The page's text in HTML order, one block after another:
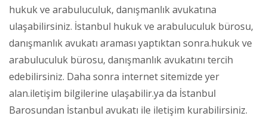
hukuk ve arabuluculuk, danışmanlık avukatına
ulaşabilirsiniz. İstanbul hukuk ve arabuluculuk bürosu,
danışmanlık avukatı araması yaptıktan sonra.hukuk ve
arabuluculuk bürosu, danışmanlık avukatını tercih
edebilirsiniz. Daha sonra internet sitemizde yer
alan.iletişim bilgilerine ulaşabilir.ya da İstanbul
Barosundan İstanbul avukatı ile iletişim kurabilirsiniz.